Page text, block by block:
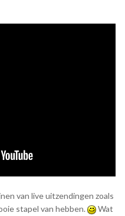
van live uitzendingen zoals
stapel van hebben.
Wat